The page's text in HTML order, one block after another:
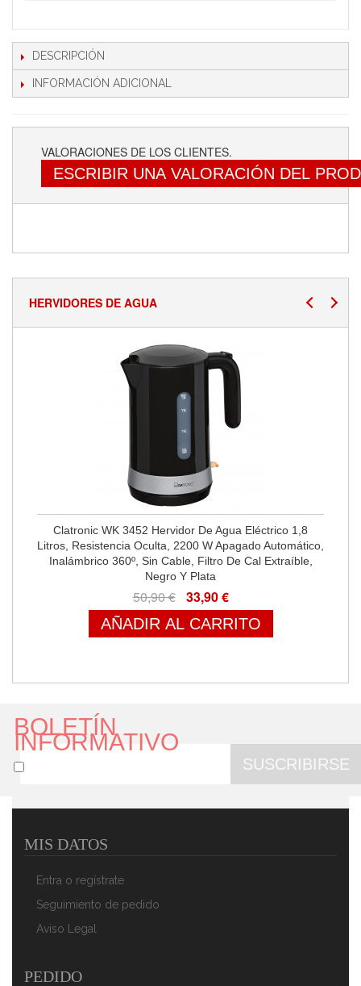
DESCRIPCIÓN
INFORMACIÓN ADICIONAL
VALORACIONES DE LOS CLIENTES.
ESCRIBIR UNA VALORACIÓN DEL
HERVIDORES DE AGUA
Clatronic WK 3452 Hervidor De Agua Eléctrico 1,8
Litros, Resistencia Oculta, 2200 W Apagado Automático,
Inalámbrico 360º, Sin Cable, Filtro De Cal Extraíble,
Negro Y Plata
50,90 € 33,90 €
AÑADIR AL CARRITO
50,90 €
BOLETÍN
INFORMATIVO
SUSCRIBIRSE
MIS DATOS
Entra o regístrate
Seguimiento de pedido
Aviso Legal
PEDIDO